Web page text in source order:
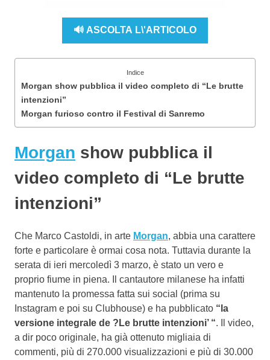
🔊 ASCOLTA L\'ARTICOLO
Indice
Morgan show pubblica il video completo di “Le brutte
intenzioni”
Morgan furioso contro il Festival di Sanremo
Morgan show pubblica il
video completo di “Le brutte
intenzioni”
Che Marco Castoldi, in arte Morgan, abbia una carattere
forte e particolare è ormai cosa nota. Tuttavia durante la
serata di ieri mercoledì 3 marzo, è stato un vero e
proprio fiume in piena. Il cantautore milanese ha infatti
mantenuto la promessa fatta sui social (prima su
Instagram e poi su Clubhouse) e ha pubblicato “la
versione integrale de ?Le brutte intenzioni’ “. Il video,
a dir poco originale, ha già ottenuto migliaia di
commenti, più di 270.000 visualizzazioni e più di 30.000